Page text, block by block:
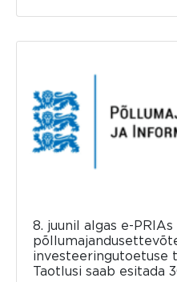
8. juunil algas e-
investeeringutoetuse
Taotlusi saab esitada